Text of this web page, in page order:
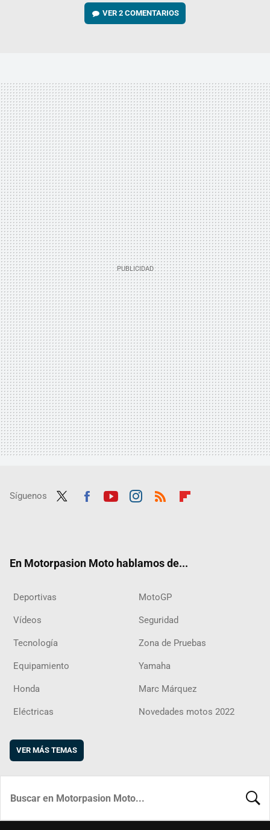
VER2 COMENTARIOS
Síguenos
En Motorpasion Moto hablamos de...
Deportivas MotoGP
Vídeos Seguridad
Tecnología Zona de Pruebas
Equipamiento Yamaha
Honda Marc Márquez
Eléctricas Novedades motos 2022
VER MÁS TEMAS